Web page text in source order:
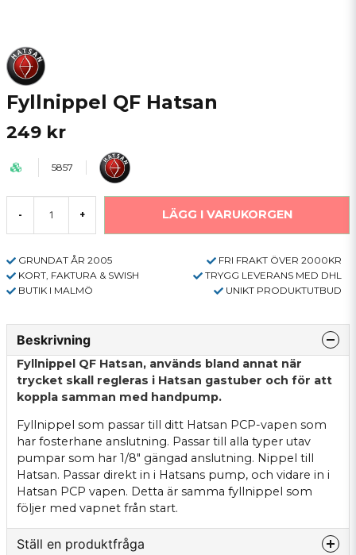
Fyllnippel QF Hatsan
249 kr
5857
- + LÄGG I VARUKORGEN
GRUNDAT ÅR 2005
FRI FRAKT ÖVER 2000KR
KORT, FAKTURA & SWISH
TRYGG LEVERANS MED DHL
BUTIK I MALMÖ
UNIKT PRODUKTUTBUD
Beskrivning
Fyllnippel QF Hatsan, används bland annat när
trycket skall regleras i Hatsan gastuber och för att
koppla samman med handpump.
Fyllnippel som passar till ditt Hatsan PCP-vapen som
har fosterhane anslutning. Passar till alla typer utav
pumpar som har 1/8" gängad anslutning. Nippel till
Hatsan. Passar direkt in i Hatsans pump, och vidare in i
Hatsan PCP vapen. Detta är samma fyllnippel som
följer med vapnet från start.
Ställ en produktfråga